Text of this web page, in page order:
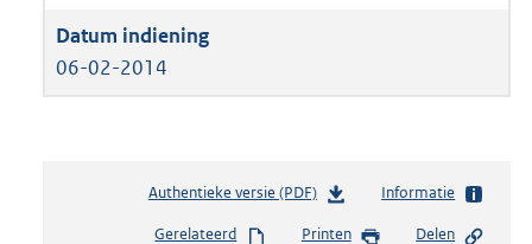
06-02-2014
Authentieke versie (PDF)b
Informatie
Gerelateerd Printen Delen